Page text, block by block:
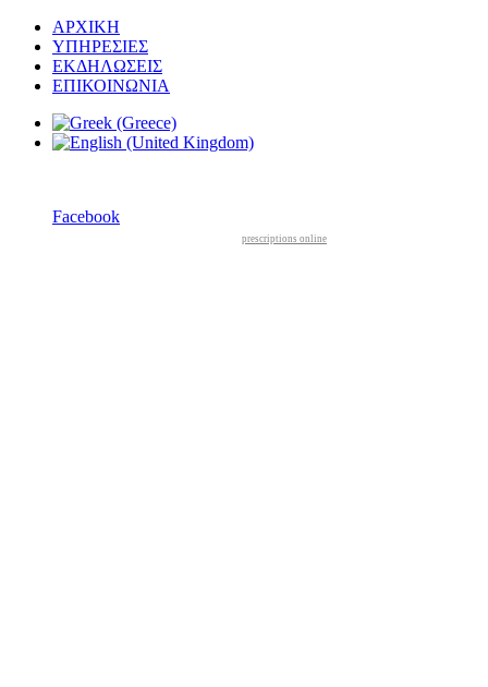
ΑΡΧΙΚΗ
ΥΠΗΡΕΣΙΕΣ
ΕΚΔΗΛΩΣΕΙΣ
ΕΠΙΚΟΙΝΩΝΙΑ
Facebook
prescriptions online